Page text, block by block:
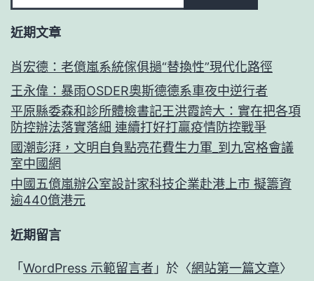
近期文章
肖宏德：老億嵐系統傢俱撾“替換性”現代化路徑
王永偉：暴雨OSDER奧斯德德系車夜中逆行者
平原縣委森和診所體檢書記王洪霞誇大：實在把各項
防控辦法落實落細 連續打好打贏疫情防控戰爭
國潮彭湃，文明自負點亮花費生力軍_到九宮格會議
室中國網
中國五億嵐辦公室設計家科技企業赴港上市 擬籌資
逾440億港元
近期留言
「 WordPress 示範留言者 」於〈網站第一篇文章〉